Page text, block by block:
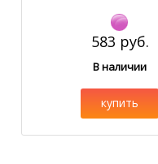
583 руб.
В наличии
купить